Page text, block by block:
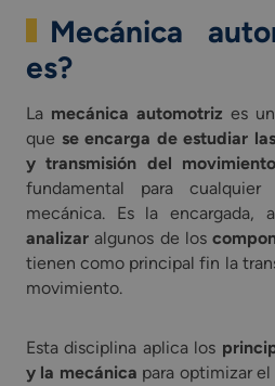
Mecánica
es?
La mecánica automotriz es
que se encarga de estudiar
y transmisión del
fundamental para
mecánica. Es la encargada,
analizar algunos de los
tienen como principal fin la
movimiento.
Esta disciplina aplica los
y la mecánica para optimizar